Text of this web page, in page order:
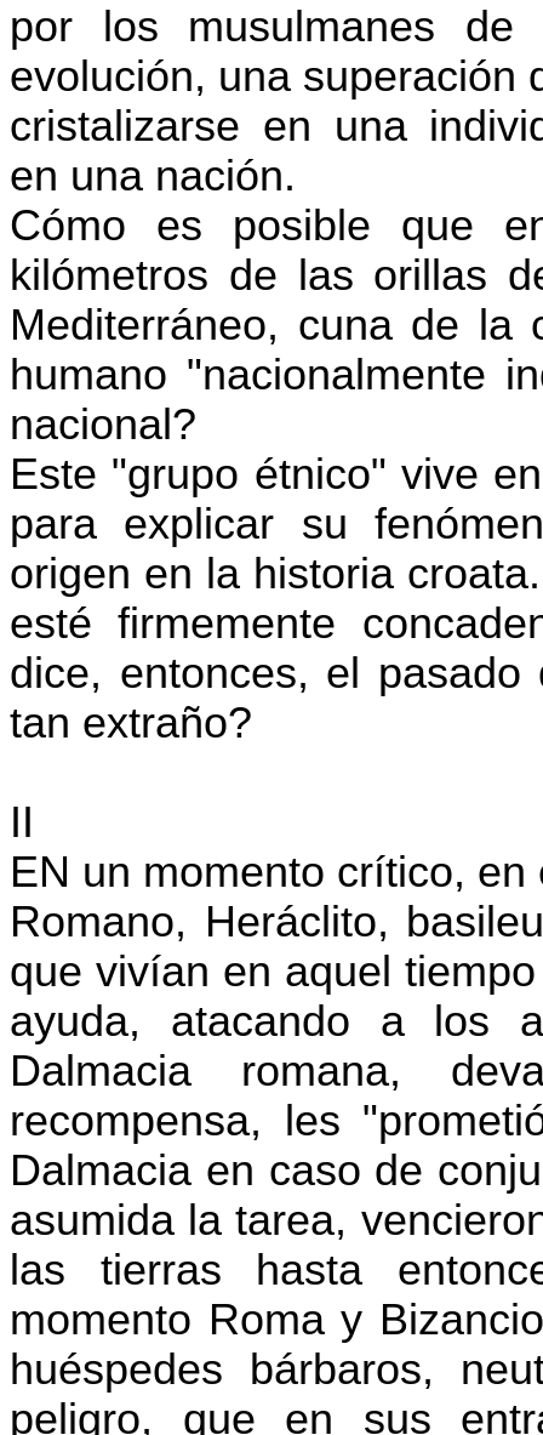
por los musulmanes de
evolución, una superación
cristalizarse en una
en una nación.
Cómo es posible que
kilómetros de las orillas
Mediterráneo, cuna de la
humano "nacionalmente
nacional?
Este "grupo étnico" vive
para explicar su
origen en la historia
esté firmemente
dice, entonces, el
tan extraño?
II
EN un momento crítico,
Romano, Heráclito,
que vivían en aquel
ayuda, atacando a los
Dalmacia romana,
recompensa, les
Dalmacia en caso de
asumida la tarea,
las tierras hasta
momento Roma y
huéspedes bárbaros,
peligro, que en sus